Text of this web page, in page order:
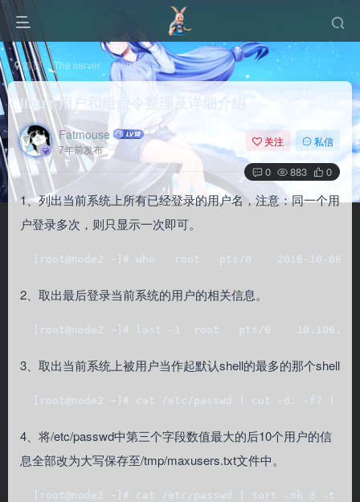
首页 The server Linux 正文
linux 用户和组命令整理及详细介绍
Fatmouse
7年前发布
关注 私信
0 883 0
1、列出当前系统上所有已经登录的用户名，注意：同一个用
户登录多次，则只显示一次即可。
[root@node2 ~]# who   root   pts/0    2016-10-08
2、取出最后登录当前系统的用户的相关信息。
[root@node2 ~]# last -1  root   pts/6
3、取出当前系统上被用户当作起默认shell的最多的那个shell
[root@node2 ~]# cat /etc/passwd | cut -d: -f7 |
4、将/etc/passwd中第三个字段数值最大的后10个用户的信
息全部改为大写保存至/tmp/maxusers.txt文件中。
[root@node2 ~]# cat /etc/passwd | sort -nk 3 -t :